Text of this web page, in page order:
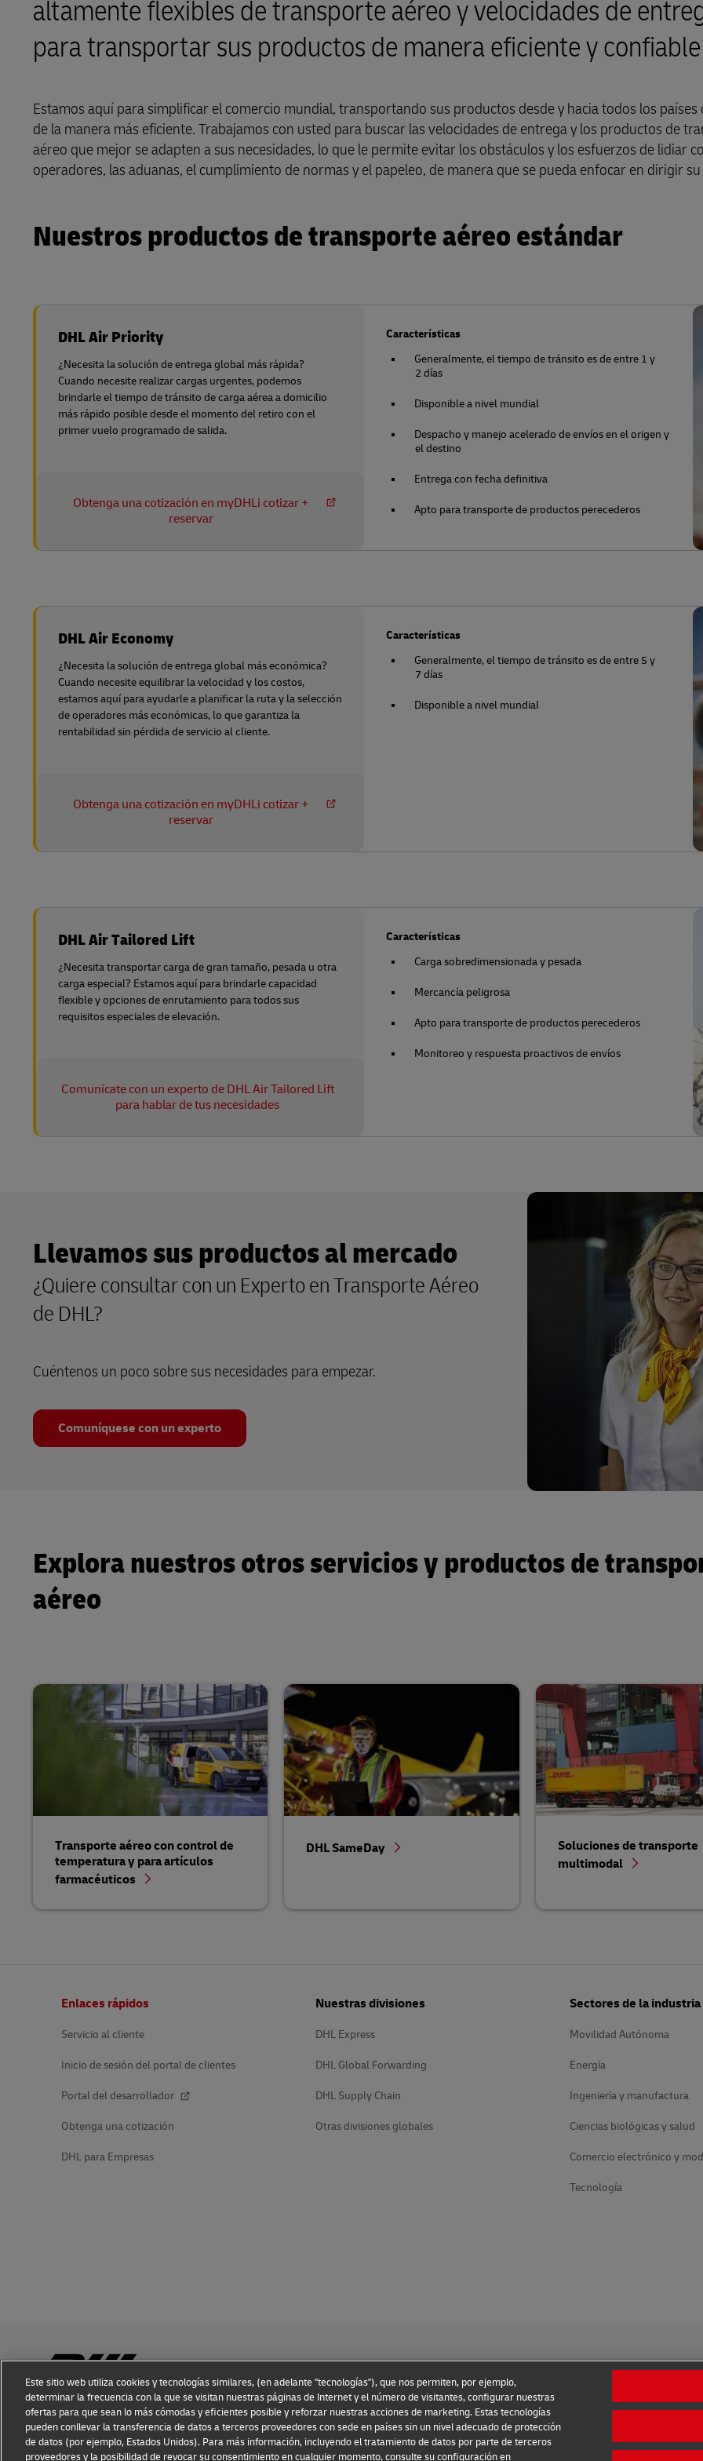
portales
altamente flexibles de transporte aéreo y velocidades de
para transportar sus productos de manera eficiente y confiable
Estamos aquí para simplificar el comercio mundial, transportando sus productos desde y hacia todos los
de la manera más eficiente. Trabajamos con usted para buscar las velocidades de entrega y los productos de
aéreo que mejor se adapten a sus necesidades, lo que le permite evitar los obstáculos y los esfuerzos de lidiar
operadores, las aduanas, el cumplimiento de normas y el papeleo, de manera que se pueda enfocar en dirigir
Nuestros productos de transporte aéreo estándar
DHL Air Priority
¿Necesita la solución de entrega global más rápida?
Cuando necesite realizar cargas urgentes, podemos
brindarle el tiempo de tránsito de carga aérea a domicilio
más rápido posible desde el momento del retiro con el
primer vuelo programado de salida.
Obtenga una cotización en myDHLi cotizar +
reservar
Características
Generalmente, el tiempo de tránsito es de entre 1 y
2 días
Disponible a nivel mundial
Despacho y manejo acelerado de envíos en el origen y
el destino
Entrega con fecha definitiva
Apto para transporte de productos perecederos
DHL Air Economy
¿Necesita la solución de entrega global más económica?
Cuando necesite equilibrar la velocidad y los costos,
estamos aquí para ayudarle a planificar la ruta y la selección
de operadores más económicas, lo que garantiza la
rentabilidad sin pérdida de servicio al cliente.
Obtenga una cotización en myDHLi cotizar +
reservar
Características
Generalmente, el tiempo de tránsito es de entre 5 y
7 días
Disponible a nivel mundial
DHL Air Tailored Lift
¿Necesita transportar carga de gran tamaño, pesada u otra
carga especial? Estamos aquí para brindarle capacidad
flexible y opciones de enrutamiento para todos sus
requisitos especiales de elevación.
Comunícate con un experto de DHL Air Tailored Lift
para hablar de tus necesidades
Características
Carga sobredimensionada y pesada
Mercancía peligrosa
Apto para transporte de productos perecederos
Monitoreo y respuesta proactivos de envíos
Llevamos sus productos al mercado
¿Quiere consultar con un Experto en Transporte Aéreo
de DHL?
Cuéntenos un poco sobre sus necesidades para empezar.
Comuníquese con un experto
Explora nuestros otros servicios y productos de
aéreo
Transporte aéreo con control de
temperatura y para artículos
farmacéuticos
DHL SameDay
Soluciones de transporte
multimodal
Enlaces rápidos
Servicio al cliente
Inicio de sesión del portal de clientes
Portal del desarrollador
Obtenga una cotización
DHL para Empresas
Nuestras divisiones
DHL Express
DHL Global Forwarding
DHL Supply Chain
Otras divisiones globales
Sectores de la industria
Movilidad Autónoma
Energía
Ingeniería y manufactura
Ciencias biológicas y salud
Comercio electrónico y
Tecnología
Conocimiento sobre fraudes Aviso legal Condiciones de uso Aviso de privacidad Información adicional
2026 © - todos los derechos reservados
Este sitio web utiliza cookies y tecnologías similares, (en adelante "tecnologías"), que nos permiten, por ejemplo,
determinar la frecuencia con la que se visitan nuestras páginas de Internet y el número de visitantes, configurar nuestras
ofertas para que sean lo más cómodas y eficientes posible y reforzar nuestras acciones de marketing. Estas tecnologías
pueden conllevar la transferencia de datos a terceros proveedores con sede en países sin un nivel adecuado de protección
de datos (por ejemplo, Estados Unidos). Para más información, incluyendo el tratamiento de datos por parte de terceros
proveedores y la posibilidad de revocar su consentimiento en cualquier momento, consulte su configuración en